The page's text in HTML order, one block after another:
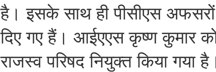
है। इसके साथ ही पीसीएस
दिए गए हैं। आईएएस कृष्ण कुमार
राजस्व परिषद नियुक्त किया गया